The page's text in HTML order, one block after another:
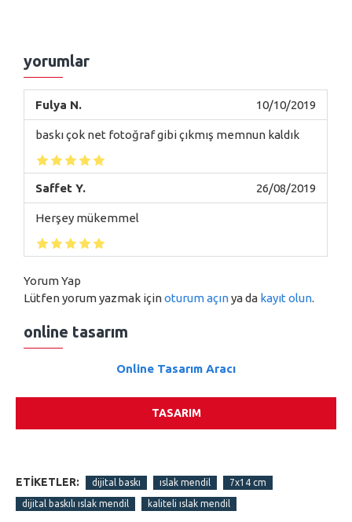
yorumlar
Fulya N. 10/10/2019
baskı çok net fotoğraf gibi çıkmış memnun kaldık
Saffet Y. 26/08/2019
Herşey mükemmel
Yorum Yap
Lütfen yorum yazmak içinoturum açınya da kayıt olun.
online tasarım
Online Tasarım Aracı
TASARIM
ETIKETLER: dijital baskı ıslak mendil 7x14 cm
dijital baskılı ıslak mendil kaliteli ıslak mendil